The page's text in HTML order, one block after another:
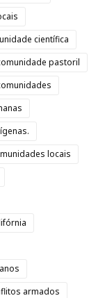
científica
pastoril
locais
armados